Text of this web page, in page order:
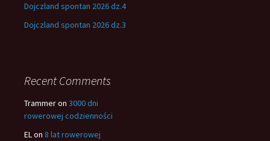
Dojczland spontan 2026 dz.4
Dojczland spontan 2026 dz.3
Recent Comments
Trammeron 3000 dni
rowerowej codzienności
ELon 8 lat rowerowej